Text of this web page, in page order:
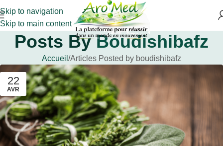
Skip to navigation
Skip to main content
Posts ByBoudishibafz
Accueil Articles Posted by boudishibafz
22
AVR